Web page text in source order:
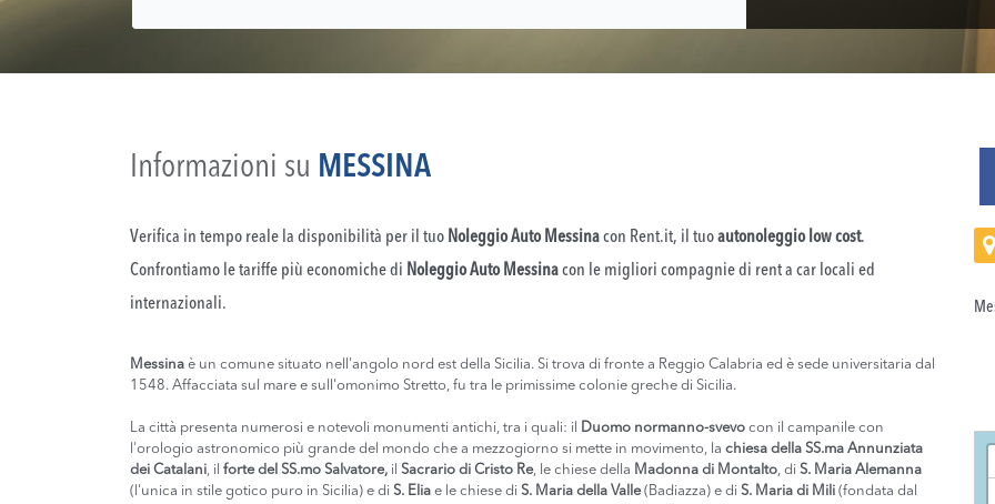
Informazioni su MESSINA
Verifica in tempo reale la disponibilità per il tuo Noleggio Auto Messinacon Rent.it, il tuoautonoleggio low cost.
Confrontiamo le tariffe più economiche di Noleggio Auto Messinacon le migliori compagnie di rent a car locali ed
internazionali.
Messina è un comune situato nell'angolo nord est della Sicilia. Si trova di fronte a Reggio Calabria ed è sede universitaria dal
1548. Affacciata sul mare e sull'omonimo Stretto, fu tra le primissime colonie greche di Sicilia.
La città presenta numerosi e notevoli monumenti antichi, tra i quali: il Duomo normanno-svevo con il campanile con
l'orologio astronomico più grande del mondo che a mezzogiorno si mette in movimento, la chiesa della SS.ma Annunziata
dei Catalani, il forte del SS.mo Salvatore, il Sacrario di Cristo Re, le chiese della Madonna di Montalto, di S. Maria Alemanna
(l'unica in stile gotico puro in Sicilia) e di S. Elia e le chiese di S. Maria della Valle(Badiazza) e di S. Maria di Mili (fondata dal